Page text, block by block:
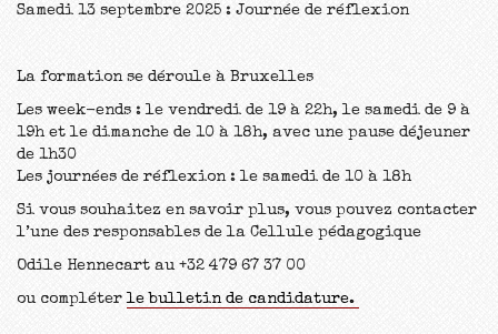
Samedi 13 septembre 2025 : Journée de réflexion
La formation se déroule à Bruxelles
Les week-ends : le vendredi de 19 à 22h, le samedi de 9 à
19h et le dimanche de 10 à 18h, avec une pause déjeuner
de 1h30
Les journées de réflexion : le samedi de 10 à 18h
Si vous souhaitez en savoir plus, vous pouvez contacter
l’une des responsables de la Cellule pédagogique
Odile Hennecart au +32 479 67 37 00
ou compléterle bulletin de candidature.